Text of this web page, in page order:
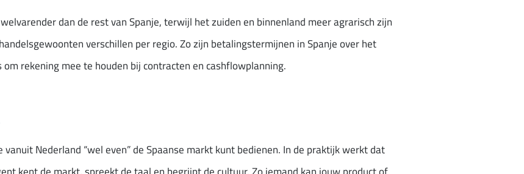
dan de rest van Spanje, terwijl het zuiden en binnenland meer agrarisch zijn
verschillen per regio. Zo zijn betalingstermijnen in Spanje over het
rekening mee te houden bij contracten en cashflowplanning.
Nederland “wel even” de Spaanse markt kunt bedienen. In de praktijk werkt dat